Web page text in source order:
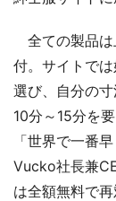
全ての製品は
付。サイトで
選び、自分の
10分～15分を
「世界で一番
Vucko社長兼
は全額無料で